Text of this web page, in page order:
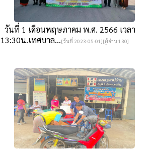
วันที่ 1 เดือนพฤษภาคม พ.ศ. 2566 เวลา
13:30น.เทศบาล...[วันที่ 2023-05-01][ผู้อ่าน 130]